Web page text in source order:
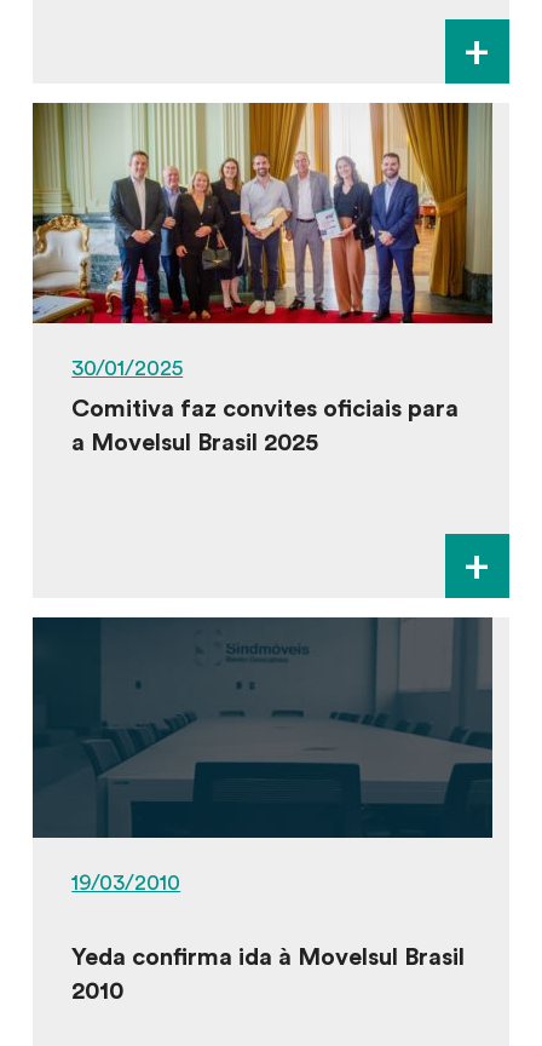
+
30/01/2025
Comitiva faz convites oficiais para
a Movelsul Brasil 2025
+
19/03/2010
Yeda confirma ida à Movelsul Brasil
2010